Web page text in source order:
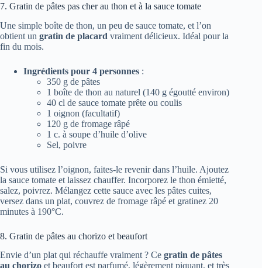
7. Gratin de pâtes pas cher au thon et à la sauce tomate
Une simple boîte de thon, un peu de sauce tomate, et l’on
obtient un gratin de placard vraiment délicieux. Idéal pour la
fin du mois.
Ingrédients pour 4 personnes :
350 g de pâtes
1 boîte de thon au naturel (140 g égoutté environ)
40 cl de sauce tomate prête ou coulis
1 oignon (facultatif)
120 g de fromage râpé
1 c. à soupe d’huile d’olive
Sel, poivre
Si vous utilisez l’oignon, faites-le revenir dans l’huile. Ajoutez
la sauce tomate et laissez chauffer. Incorporez le thon émietté,
salez, poivrez. Mélangez cette sauce avec les pâtes cuites,
versez dans un plat, couvrez de fromage râpé et gratinez 20
minutes à 190°C.
8. Gratin de pâtes au chorizo et beaufort
Envie d’un plat qui réchauffe vraiment ? Ce gratin de pâtes
au chorizo et beaufort est parfumé, légèrement piquant, et très